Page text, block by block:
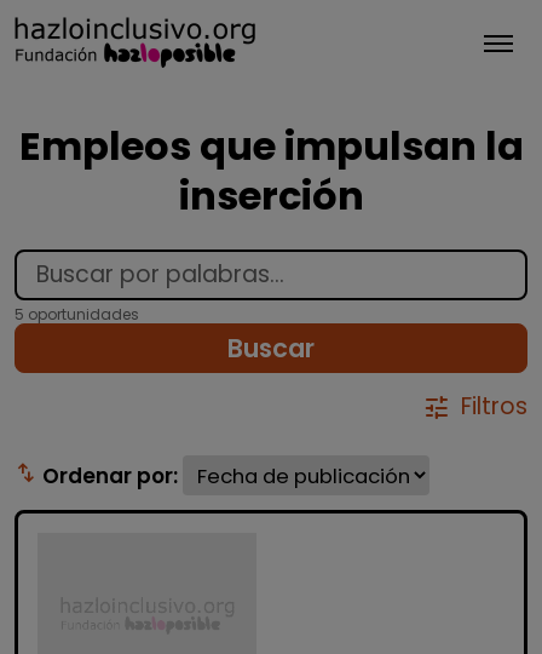
Empleos que impulsan la
inserción
5 oportunidades
Buscar
tune Filtros
swap_vert Ordenar por: